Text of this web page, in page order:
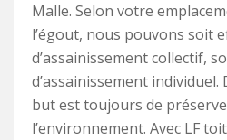
Malle. Selon votre
l’égout, nous pouvons soit
d’assainissement collectif,
d’assainissement individuel.
but est toujours de
l’environnement. Avec LF